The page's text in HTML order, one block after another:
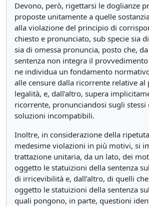
Devono, però, rigettarsi le doglianze
proposte unitamente a quelle
alla violazione del principio di
chiesto e pronunciato, sub specie sia
sia di omessa pronuncia, posto che,
sentenza non integra il
ne individua un fondamento
alle censure dalla ricorrente relative al
legalità, e, dall’altro, supera
ricorrente, pronunciandosi sugli stessi
soluzioni incompatibili.
Inoltre, in considerazione della
medesime violazioni in più motivi, si
trattazione unitaria, da un lato, dei
oggetto le statuizioni della sentenza
di irricevibilità e, dall’altro, di quelli
oggetto le statuizioni della sentenza
quali pongono, in parte, questioni